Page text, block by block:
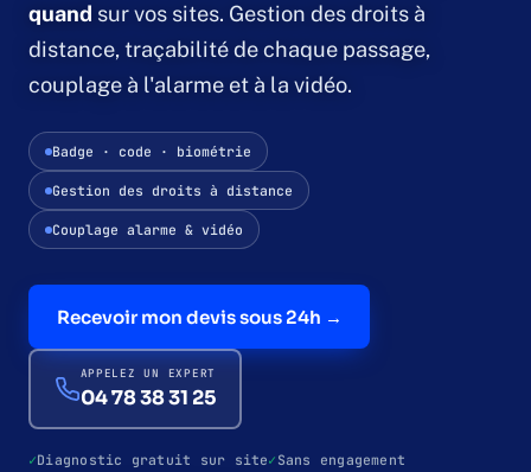
Caméra entrepôt
Contrôle d'accès
Contrôle par badge
Contrôle biométrique
Interphonie & vidéoportier
Qui sommes-nous
Études de cas
quand sur vos sites. Gestion des droits à
distance, traçabilité de chaque passage,
couplage à l'alarme et à la vidéo.
Badge · code · biométrie
Gestion des droits à distance
Couplage alarme & vidéo
Recevoir mon devis sous 24h →
APPELEZ UN EXPERT
04 78 38 31 25
Diagnostic gratuit sur site
Sans engagement